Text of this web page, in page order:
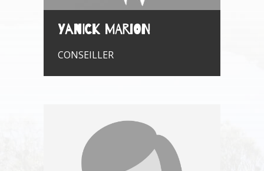
Yanick MARION
CONSEILLER